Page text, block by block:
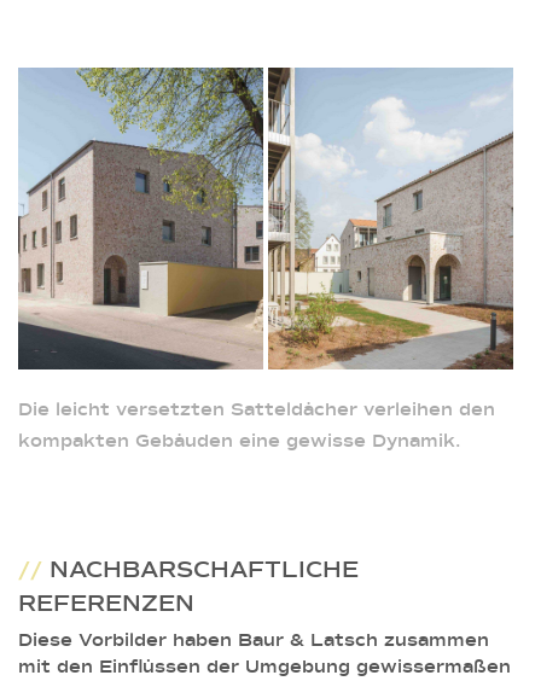
Die leicht versetzten Satteldächer verleihen den
kompakten Gebäuden eine gewisse Dynamik.
// NACHBARSCHAFTLICHE
REFERENZEN
Diese Vorbilder haben Baur & Latsch zusammen
mit den Einflüssen der Umgebung gewissermaßen